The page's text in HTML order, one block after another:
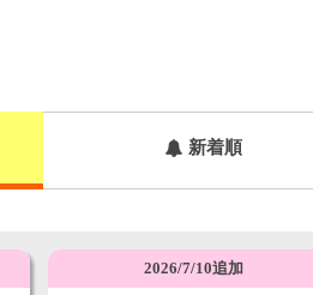
新着順
2026/7/10追加